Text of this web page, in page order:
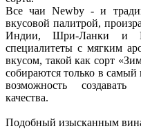
Все чаи Newby - и
вкусовой палитрой,
Индии, Шри-Ланки и
специалитеты с мягким
вкусом, такой как сорт
собираются только в
возможность
качества.
Подобный изысканным